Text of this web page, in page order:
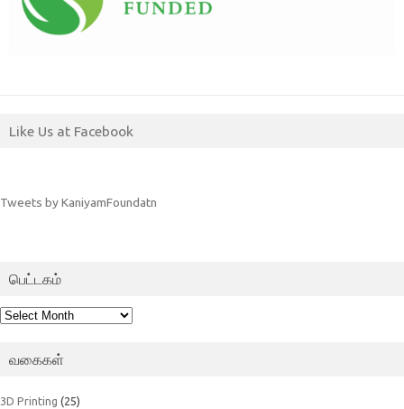
Like Us at Facebook
Tweets by KaniyamFoundatn
பெட்டகம்
பெட்டகம்
வகைகள்
3D Printing (25)